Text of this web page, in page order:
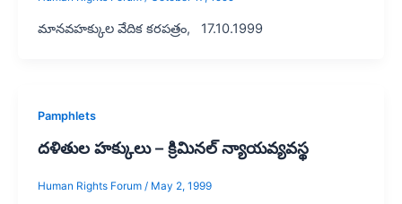
మానవహక్కుల వేదిక కరపత్రం, 17.10.1999
Pamphlets
దళితుల హక్కులు – క్రిమినల్ న్యాయవ్యవస్థ
Human Rights Forum / May 2, 1999